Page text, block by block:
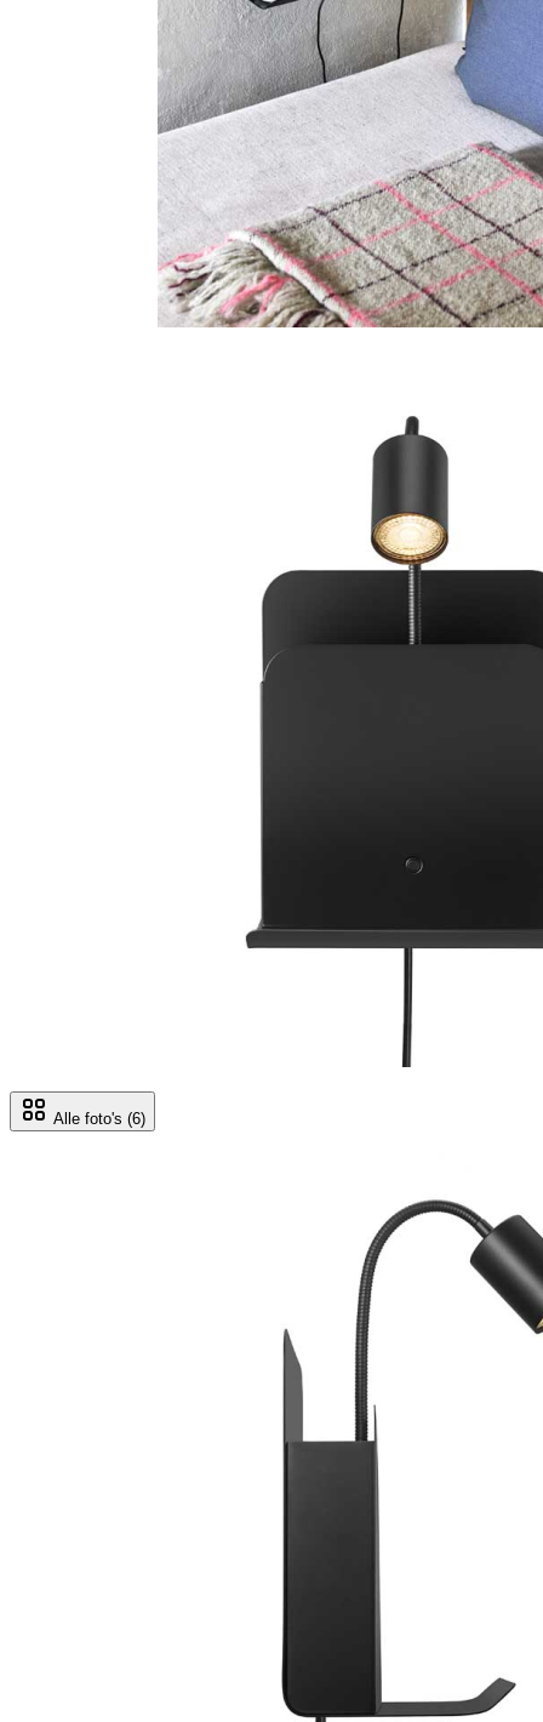
Alle foto's (6)